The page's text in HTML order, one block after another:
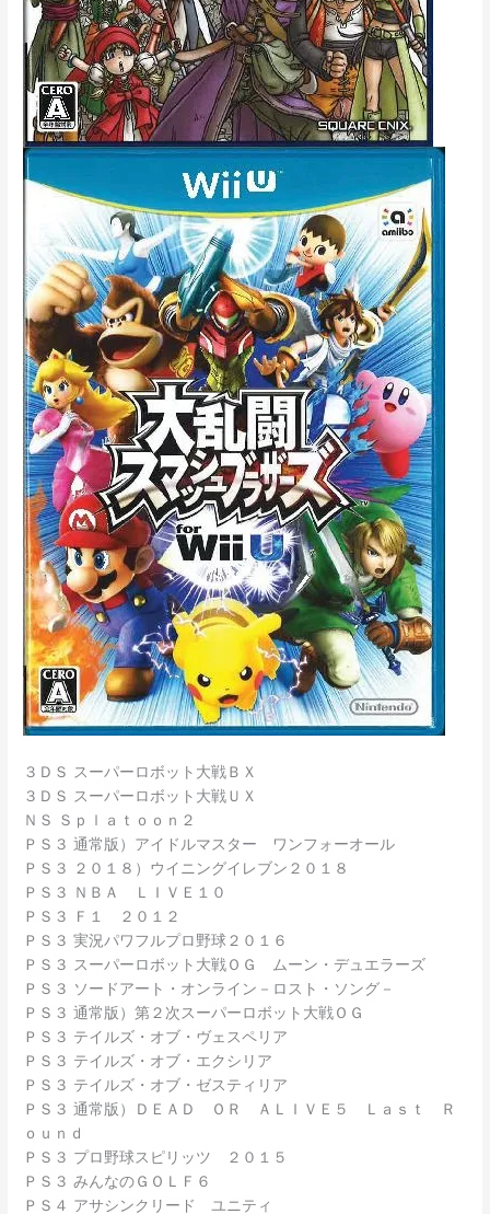
３ＤＳ スーパーロボット大戦ＢＸ
３ＤＳ スーパーロボット大戦ＵＸ
ＮＳ Ｓｐｌａｔｏｏｎ２
ＰＳ３ 通常版）アイドルマスター ワンフォーオール
ＰＳ３ ２０１８）ウイニングイレブン２０１８
ＰＳ３ ＮＢＡ ＬＩＶＥ１０
ＰＳ３ Ｆ１ ２０１２
ＰＳ３ 実況パワフルプロ野球２０１６
ＰＳ３ スーパーロボット大戦ＯＧ ムーン・デュエラーズ
ＰＳ３ ソードアート・オンライン－ロスト・ソング－
ＰＳ３ 通常版）第２次スーパーロボット大戦ＯＧ
ＰＳ３ テイルズ・オブ・ヴェスペリア
ＰＳ３ テイルズ・オブ・エクシリア
ＰＳ３ テイルズ・オブ・ゼスティリア
ＰＳ３ 通常版）ＤＥＡＤ ＯＲ ＡＬＩＶＥ５ Ｌａｓｔ Ｒ
ｏｕｎｄ
ＰＳ３ プロ野球スピリッツ ２０１５
ＰＳ３ みんなのＧＯＬＦ６
ＰＳ４ アサシンクリード ユニティ